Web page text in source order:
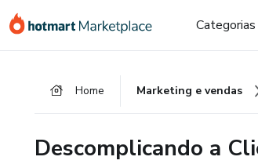
para
para
para
Categorias
Home Marketing e vendas
Descomplicando a